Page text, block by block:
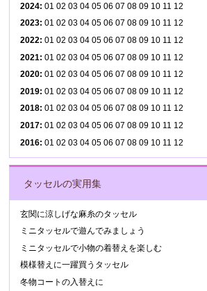
2024:01 02 03 04 05 06 07 08 09 10 11 12
2023:01 02 03 04 05 06 07 08 09 10 11 12
2022:01 02 03 04 05 06 07 08 09 10 11 12
2021:01 02 03 04 05 06 07 08 09 10 11 12
2020:01 02 03 04 05 06 07 08 09 10 11 12
2019:01 02 03 04 05 06 07 08 09 10 11 12
2018:01 02 03 04 05 06 07 08 09 10 11 12
2017:01 02 03 04 05 06 07 08 09 10 11 12
2016:01 02 03 04 05 06 07 08 09 10 11 12
タッセルの実用集
玄関に涼しげな麻糸のタッセル
ミニタッセルで遊んでみましょう
ミニタッセルで小物の着替えを楽しむ
模様替えに一躍買うタッセル
冬物コートの入替えに